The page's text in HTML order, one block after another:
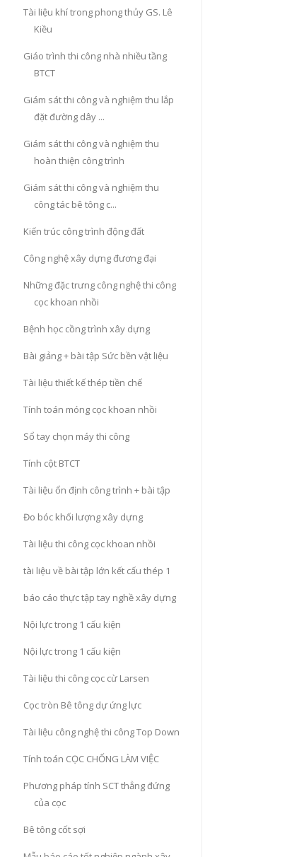
Tài liệu khí trong phong thủy GS. Lê
Kiều
Giáo trình thi công nhà nhiều tầng
BTCT
Giám sát thi công và nghiệm thu lắp
đặt đường dây ...
Giám sát thi công và nghiệm thu
hoàn thiện công trình
Giám sát thi công và nghiệm thu
công tác bê tông c...
Kiến trúc công trình động đất
Công nghệ xây dựng đương đại
Những đặc trưng công nghệ thi công
cọc khoan nhồi
Bệnh học cồng trình xây dựng
Bài giảng + bài tập Sức bền vật liệu
Tài liệu thiết kế thép tiền chế
Tính toán móng cọc khoan nhồi
Sổ tay chọn máy thi công
Tính cột BTCT
Tài liệu ổn định công trình + bài tập
Đo bóc khối lượng xây dựng
Tài liệu thi công cọc khoan nhồi
tài liệu về bài tập lớn kết cấu thép 1
báo cáo thực tập tay nghề xây dựng
Nội lực trong 1 cấu kiện
Nội lực trong 1 cấu kiện
Tài liệu thi công cọc cừ Larsen
Cọc tròn Bê tông dự ứng lực
Tài liệu công nghệ thi công Top Down
Tính toán CỌC CHỐNG LÀM VIỆC
Phương pháp tính SCT thẳng đứng
của cọc
Bê tông cốt sợi